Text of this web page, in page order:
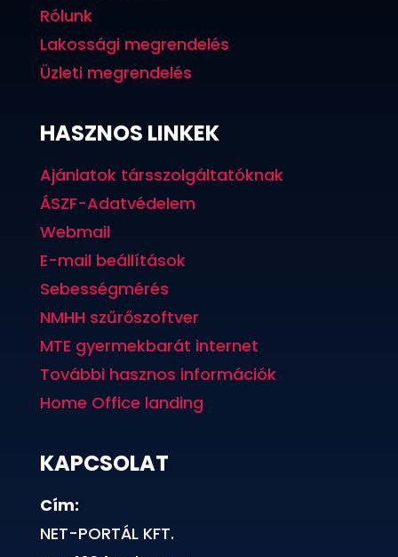
Rólunk
Lakossági megrendelés
Üzleti megrendelés
HASZNOS LINKEK
Ajánlatok társszolgáltatóknak
ÁSZF-Adatvédelem
Webmail
E-mail beállítások
Sebességmérés
NMHH szűrőszoftver
MTE gyermekbarát internet
További hasznos információk
Home Office landing
KAPCSOLAT
Cím:
NET-PORTÁL KFT.